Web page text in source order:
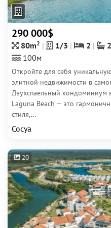
290 000$
80m2 1/3 2
2
100м
Откройте для себя
элитной недвижимости в
Двухспаельный кондоминиум
Laguna Beach — это
стиля,...
Сосуа
20